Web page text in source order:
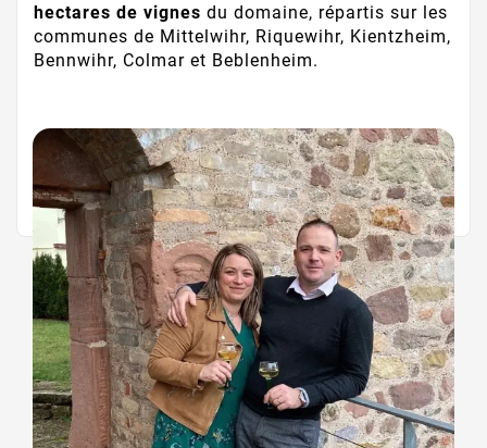
hectares de vignes du domaine, répartis sur les
communes de Mittelwihr, Riquewihr, Kientzheim,
Bennwihr, Colmar et Beblenheim.